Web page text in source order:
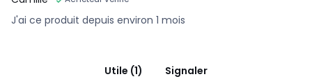
J'ai ce produit depuis environ 1 mois
Utile (1)
Signaler